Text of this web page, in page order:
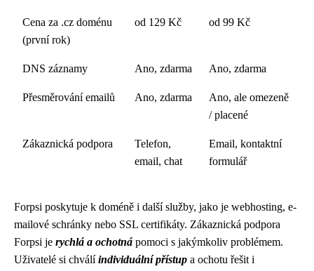
Cena za .cz doménu
(první rok)
od 129 Kč od 99 Kč
DNS záznamy Ano, zdarma Ano, zdarma
Přesměrování emailů Ano, zdarma
Ano, ale omezeně
/ placené
Zákaznická podpora
Telefon,
email, chat
Email, kontaktní
formulář
Forpsi poskytuje k doméně i další služby, jako je webhosting, e-
mailové schránky nebo SSL certifikáty. Zákaznická podpora
Forpsi je rychlá a ochotná pomoci s jakýmkoliv problémem.
Uživatelé si chválíindividuální přístup a ochotu řešit i